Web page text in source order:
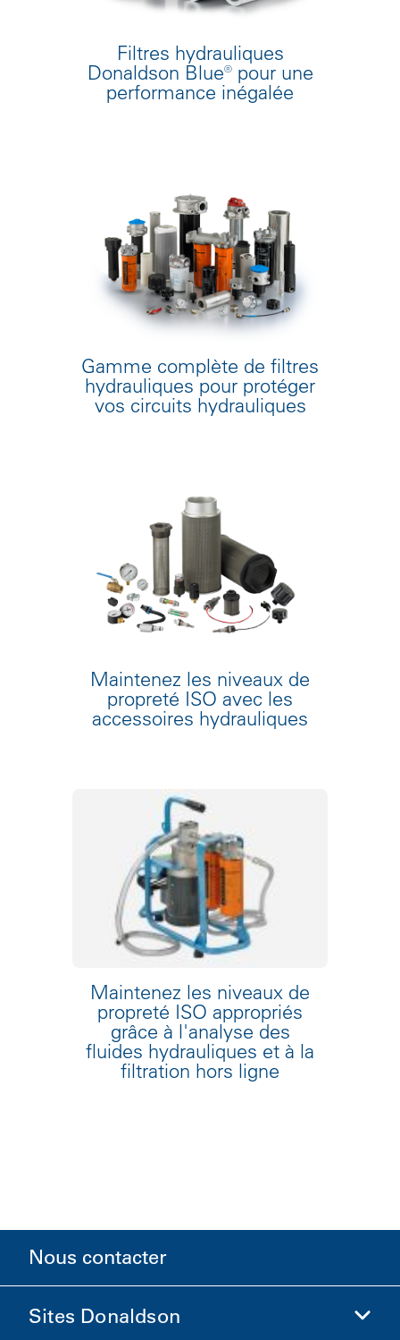
Filtres hydrauliques
Donaldson Blue® pour une
performance inégalée
Gamme complète de filtres
hydrauliques pour protéger
vos circuits hydrauliques
Maintenez les niveaux de
propreté ISO avec les
accessoires hydrauliques
Maintenez les niveaux de
propreté ISO appropriés
grâce à l'analyse des
fluides hydrauliques et à la
filtration hors ligne
Nous contacter
Sites Donaldson